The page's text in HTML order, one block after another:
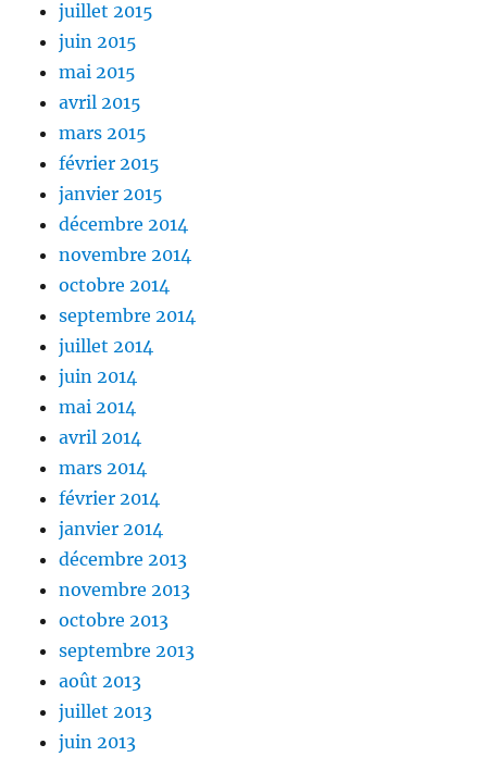
juillet 2015
juin 2015
mai 2015
avril 2015
mars 2015
février 2015
janvier 2015
décembre 2014
novembre 2014
octobre 2014
septembre 2014
juillet 2014
juin 2014
mai 2014
avril 2014
mars 2014
février 2014
janvier 2014
décembre 2013
novembre 2013
octobre 2013
septembre 2013
août 2013
juillet 2013
juin 2013